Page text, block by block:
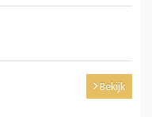
Bekijk